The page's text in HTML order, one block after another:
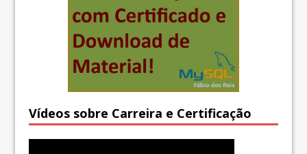
Vídeos sobre Carreira e Certificação